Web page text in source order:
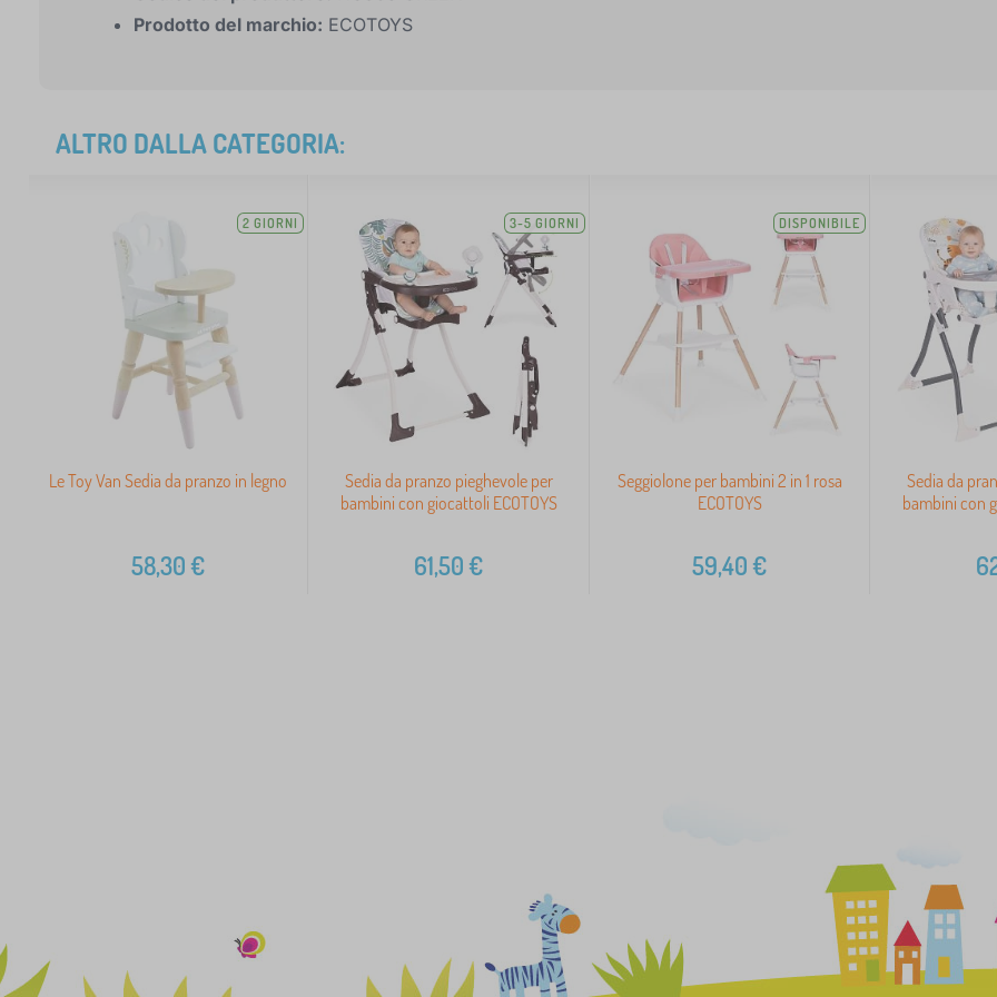
Prodotto del marchio: ECOTOYS
ALTRO DALLA CATEGORIA:
2 GIORNI
Le Toy Van Sedia da pranzo in legno
58,30€
3-5 GIORNI
Sedia da pranzo pieghevole per
bambini con giocattoli ECOTOYS
61,50€
DISPONIBILE
Seggiolone per bambini 2 in 1 rosa
ECOTOYS
59,40€
Sedia da
bambini con